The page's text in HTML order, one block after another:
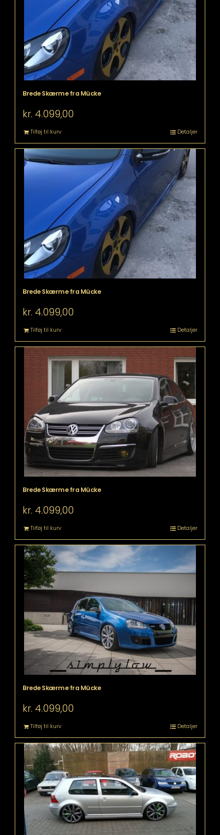
Brede Skærme fra Mücke
kr. 4.099,00
Tilføj til kurv Detaljer
Brede Skærme fra Mücke
kr. 4.099,00
Tilføj til kurv Detaljer
Brede Skærme fra Mücke
kr. 4.099,00
Tilføj til kurv Detaljer
Brede Skærme fra Mücke
kr. 4.099,00
Tilføj til kurv Detaljer